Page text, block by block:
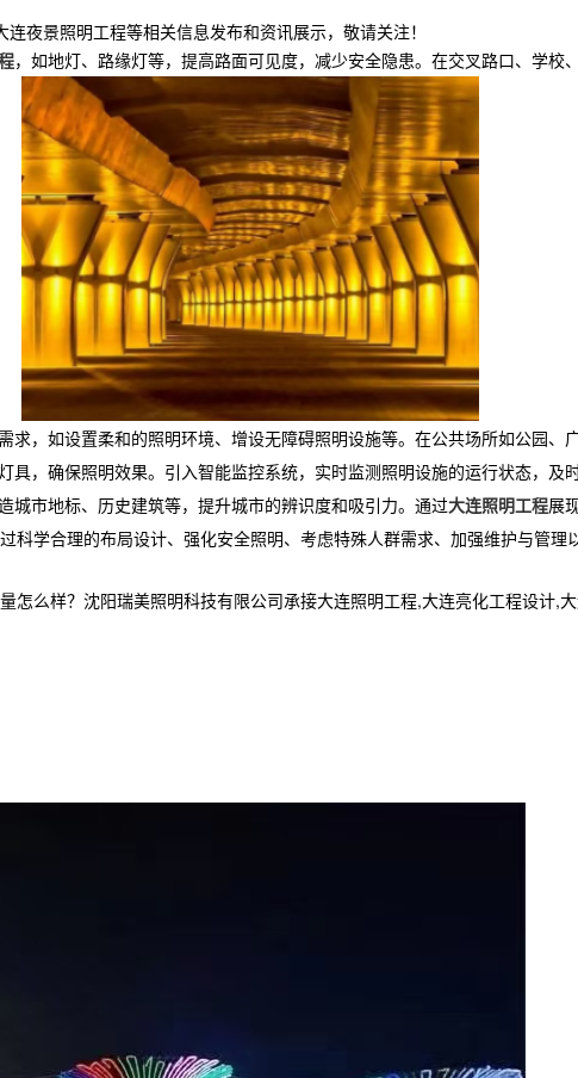
夜景照明工程等相关信息发布和资讯展示，敬请关注！
，如地灯、路缘灯等，提高路面可见度，减少安全隐患。在交叉路口、学校
，如设置柔和的照明环境、增设无障碍照明设施等。在公共场所如公园、
，确保照明效果。引入智能监控系统，实时监测照明设施的运行状态，及
市地标、历史建筑等，提升城市的辨识度和吸引力。通过大连照明工程展
学合理的布局设计、强化安全照明、考虑特殊人群需求、加强维护与管
么样？沈阳瑞美照明科技有限公司承接大连照明工程,大连亮化工程设计,